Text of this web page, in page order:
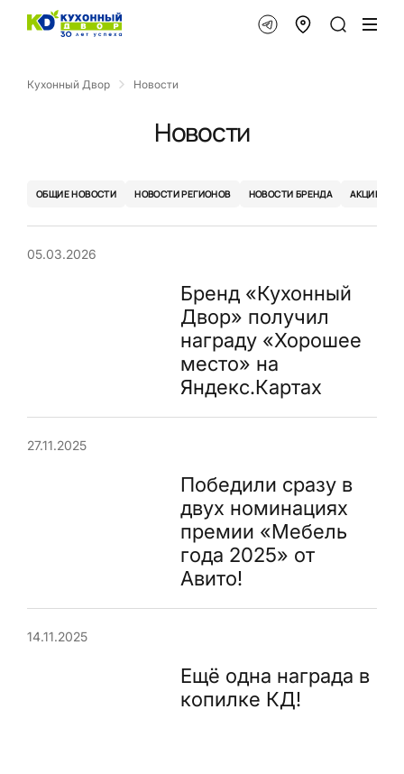
Кухонный Двор Новости
Новости
ОБЩИЕ НОВОСТИ НОВОСТИ РЕГИОНОВ НОВОСТИ БРЕНДА АКЦИИ
05.03.2026
Бренд «Кухонный
Двор» получил
награду «Хорошее
место» на
Яндекс.Картах
27.11.2025
Победили сразу в
двух номинациях
премии «Мебель
года 2025» от
Авито!
14.11.2025
Ещё одна награда в
копилке КД!